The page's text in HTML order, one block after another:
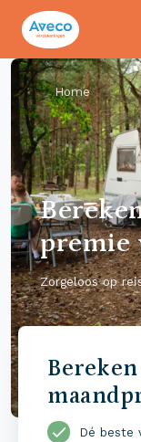
Home
premie
Zorgeloos op
Dé beste